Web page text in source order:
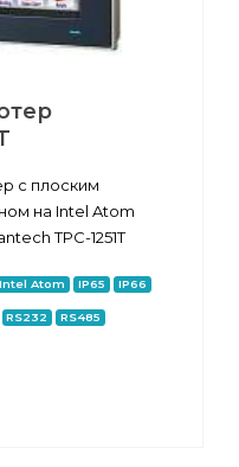
с плоским
на Intel Atom
TPC-1251T
Intel Atom IP65 IP66
RS232 RS485